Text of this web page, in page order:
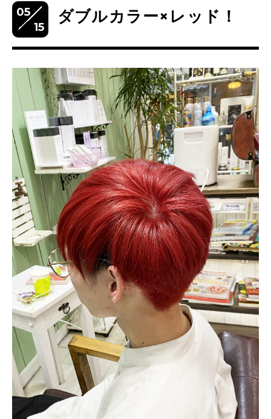
05
15
ダブルカラー×レッド！